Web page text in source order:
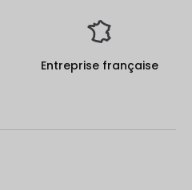
Entreprise française